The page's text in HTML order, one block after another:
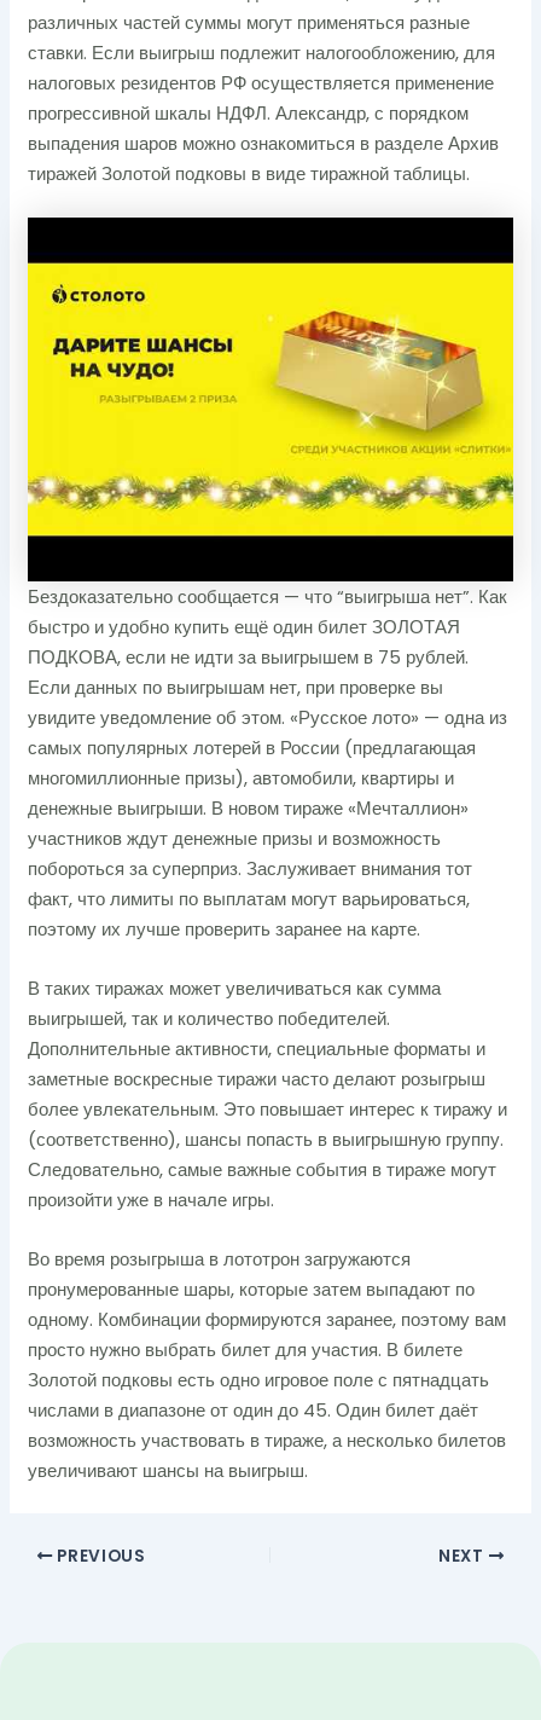
различных частей суммы могут применяться разные
ставки. Если выигрыш подлежит налогообложению, для
налоговых резидентов РФ осуществляется применение
прогрессивной шкалы НДФЛ. Александр, с порядком
выпадения шаров можно ознакомиться в разделе Архив
тиражей Золотой подковы в виде тиражной таблицы.
Бездоказательно сообщается — что “выигрыша нет”. Как
быстро и удобно купить ещё один билет ЗОЛОТАЯ
ПОДКОВА, если не идти за выигрышем в 75 рублей.
Если данных по выигрышам нет, при проверке вы
увидите уведомление об этом. «Русское лото» — одна из
самых популярных лотерей в России (предлагающая
многомиллионные призы), автомобили, квартиры и
денежные выигрыши. В новом тираже «Мечталлион»
участников ждут денежные призы и возможность
побороться за суперприз. Заслуживает внимания тот
факт, что лимиты по выплатам могут варьироваться,
поэтому их лучше проверить заранее на карте.
В таких тиражах может увеличиваться как сумма
выигрышей, так и количество победителей.
Дополнительные активности, специальные форматы и
заметные воскресные тиражи часто делают розыгрыш
более увлекательным. Это повышает интерес к тиражу и
(соответственно), шансы попасть в выигрышную группу.
Следовательно, самые важные события в тираже могут
произойти уже в начале игры.
Во время розыгрыша в лототрон загружаются
пронумерованные шары, которые затем выпадают по
одному. Комбинации формируются заранее, поэтому вам
просто нужно выбрать билет для участия. В билете
Золотой подковы есть одно игровое поле с пятнадцать
числами в диапазоне от один до 45. Один билет даёт
возможность участвовать в тираже, а несколько билетов
увеличивают шансы на выигрыш.
PREVIOUS NEXT